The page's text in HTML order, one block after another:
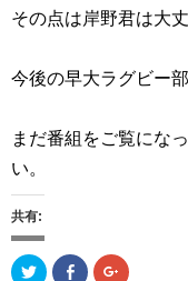
その点は岸野君は大
今後の早大ラグビー
まだ番組をご覧にな
い。
共有:
ク F ク